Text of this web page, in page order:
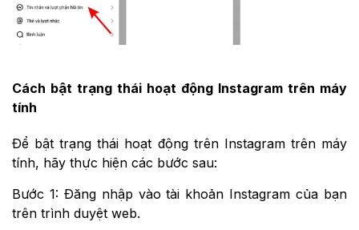
Cách bật trạng thái hoạt động Instagram trên máy
tính
Để bật trạng thái hoạt động trên Instagram trên máy
tính, hãy thực hiện các bước sau:
Bước 1: Đăng nhập vào tài khoản Instagram của bạn
trên trình duyệt web.